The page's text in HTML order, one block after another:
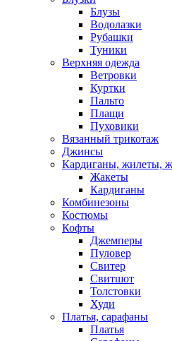
Блузы
Водолазки
Рубашки
Туники
Верхняя одежда
Ветровки
Куртки
Пальто
Плащи
Пуховики
Вязанный трикотаж
Джинсы
Кардиганы, жилеты,
Жакеты
Кардиганы
Комбинезоны
Костюмы
Кофты
Джемперы
Пуловер
Свитер
Свитшот
Толстовки
Худи
Платья, сарафаны
Платья